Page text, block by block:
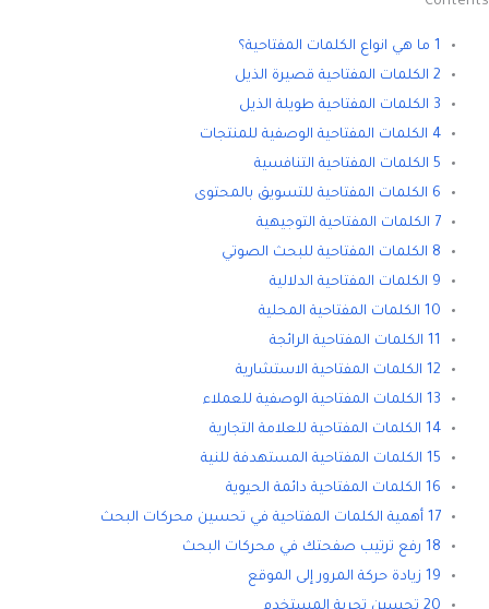
1 ما هي انواع الكلمات المفتاحية؟
2 الكلمات المفتاحية قصيرة الذيل
3 الكلمات المفتاحية طويلة الذيل
4 الكلمات المفتاحية الوصفية للمنتجات
5 الكلمات المفتاحية التنافسية
6 الكلمات المفتاحية للتسويق بالمحتوى
7 الكلمات المفتاحية التوجيهية
8 الكلمات المفتاحية للبحث الصوتي
9 الكلمات المفتاحية الدلالية
10 الكلمات المفتاحية المحلية
11 الكلمات المفتاحية الرائجة
12 الكلمات المفتاحية الاستشارية
13 الكلمات المفتاحية الوصفية للعملاء
14 الكلمات المفتاحية للعلامة التجارية
15 الكلمات المفتاحية المستهدفة للنية
16 الكلمات المفتاحية دائمة الحيوية
17 أهمية الكلمات المفتاحية في تحسين محركات البحث
18 رفع ترتيب صفحتك في محركات البحث
19 زيادة حركة المرور إلى الموقع